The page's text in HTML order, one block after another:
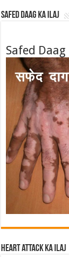
Safed Daag ka ilaj
Safed
Heart attack ka ilaj